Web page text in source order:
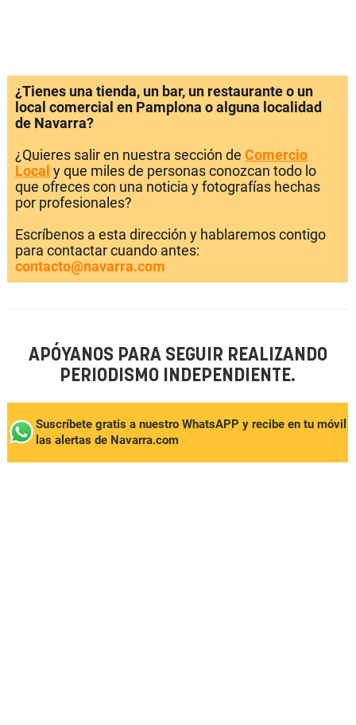
¿Tienes una tienda, un bar, un restaurante o un
local comercial en Pamplona o alguna localidad
de Navarra?
¿Quieres salir en nuestra sección de Comercio
Local y que miles de personas conozcan todo lo
que ofreces con una noticia y fotografías hechas
por profesionales?
Escríbenos a esta dirección y hablaremos contigo
para contactar cuando antes:
contacto@navarra.com
APÓYANOS PARA SEGUIR REALIZANDO
PERIODISMO INDEPENDIENTE.
Suscríbete gratis a nuestro WhatsAPP y recibe en tu móvil
las alertas de Navarra.com